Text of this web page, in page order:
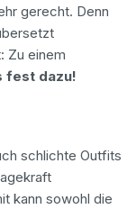
gerecht. Denn
Zu einem
fest dazu!
schlichte Outfits
kann sowohl die